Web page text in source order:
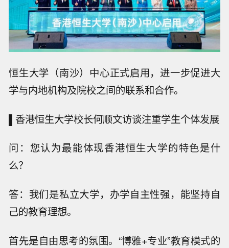
恒生大学（南沙）中心正式启用，进一步促进大
学与内地机构及院校之间的联系和合作。
▌香港恒生大学校长何顺文访谈注重学生个体发展
问：您认为最能体现香港恒生大学的特色是什
么？
答：我们是私立大学，办学自主性强，能坚持自
己的教育理想。
首先是自由思考的氛围。“博雅+专业”教育模式的